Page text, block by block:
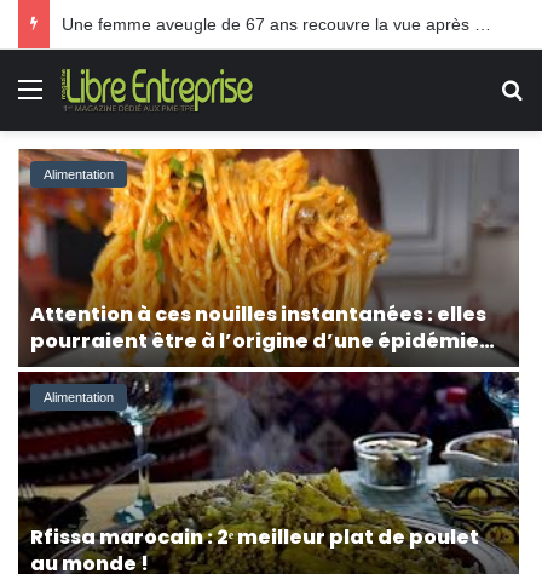
Menu
Alimentation
Attention à ces nouilles instantanées : elles
pourraient être à l’origine d’une épidémie
de Salmonella
Alimentation
Rfissa marocain : 2ᵉ meilleur plat de poulet
au monde !